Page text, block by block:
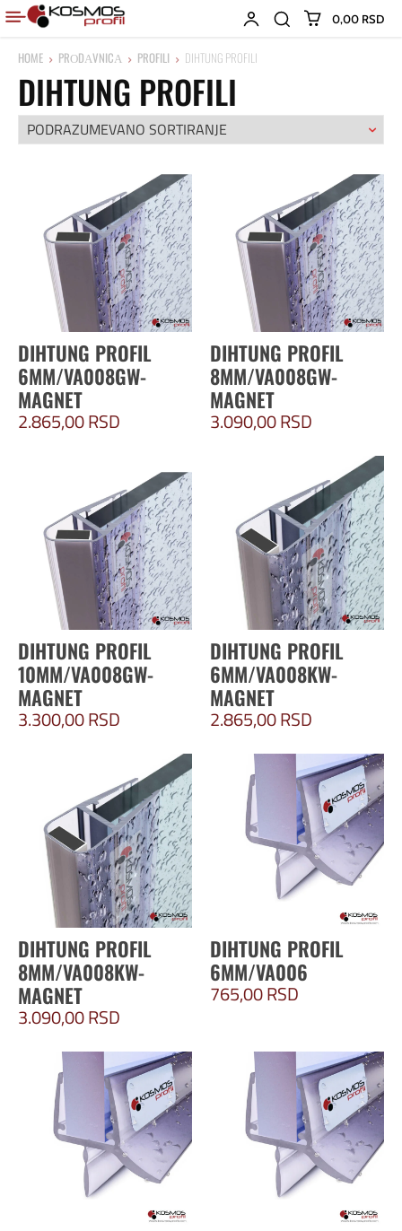
0,00 RSD
HOME PRОDАVNICА PROFILI DIHTUNG PROFILI
DIHTUNG PROFILI
DIHTUNG PROFIL
6MM/VA008GW-
MAGNET
2.865,00RSD
DIHTUNG PROFIL
8MM/VA008GW-
MAGNET
3.090,00RSD
DIHTUNG PROFIL
10MM/VA008GW-
MAGNET
3.300,00RSD
DIHTUNG PROFIL
6MM/VA008KW-
MAGNET
2.865,00RSD
DIHTUNG PROFIL
8MM/VA008KW-
MAGNET
3.090,00RSD
DIHTUNG PROFIL
6MM/VA006
765,00RSD